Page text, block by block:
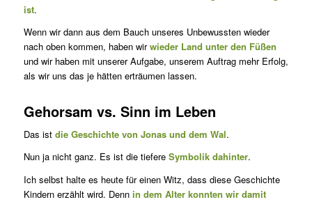
ist.
Wenn wir dann aus dem Bauch unseres Unbewussten wieder
nach oben kommen, haben wirwieder Land unter den Füßen
und wir haben mit unserer Aufgabe, unserem Auftrag mehr Erfolg,
als wir uns das je hätten erträumen lassen.
Gehorsam vs. Sinn im Leben
Das ist die Geschichte von Jonas und dem Wal.
Nun ja nicht ganz. Es ist die tiefere Symbolik dahinter.
Ich selbst halte es heute für einen Witz, dass diese Geschichte
Kindern erzählt wird. Denn in dem Alter konnten wir damit